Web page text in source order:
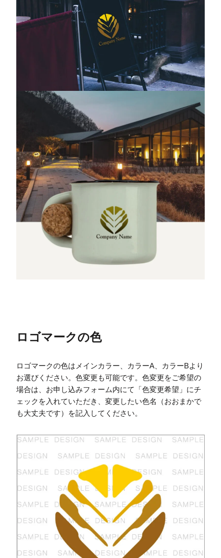
ロゴマークの色
ロゴマークの色はメインカラー、カラーA、カラーBより
お選びください。色変更も可能です。色変更をご希望の
場合は、お申し込みフォーム内にて「色変更希望」にチ
ェックを入れていただき、変更したい色名（おおまかで
も大丈夫です）を記入してください。